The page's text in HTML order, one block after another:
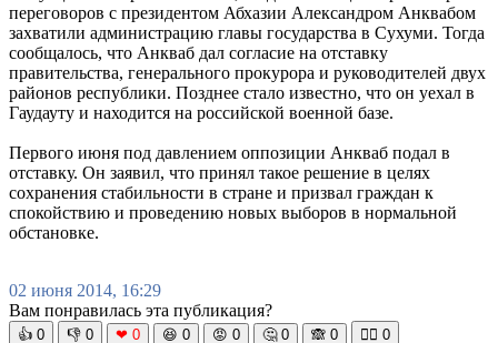
переговоров с президентом Абхазии Александром Анквабом
захватили администрацию главы государства в Сухуми. Тогда
сообщалось, что Анкваб дал согласие на отставку
правительства, генерального прокурора и руководителей двух
районов республики. Позднее стало известно, что он уехал в
Гаудауту и находится на российской военной базе.
Первого июня под давлением оппозиции Анкваб подал в
отставку. Он заявил, что принял такое решение в целях
сохранения стабильности в стране и призвал граждан к
спокойствию и проведению новых выборов в нормальной
обстановке.
02 июня 2014, 16:29
Вам понравилась эта публикация?
👍 0 👎 0 ❤ 0 😆 0 😡 0 🤔 0 🙈 0 🧘‍♀️ 0